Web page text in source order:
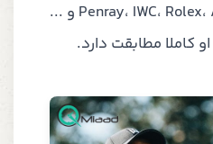
ایتالیایی Penray، IWC، Rolex، Arnold & Son و ...
مطابقت دارد.